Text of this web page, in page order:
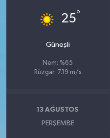
25°
Güneşli
Nem: %65
Rüzgar: 7.19 m/s
13 AĞUSTOS
PERŞEMBE